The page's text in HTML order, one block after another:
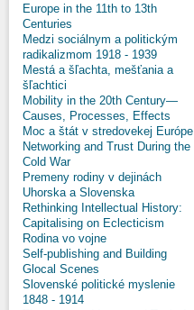
Europe in the 11th to 13th
Centuries
Medzi sociálnym a politickým
radikalizmom 1918 - 1939
Mestá a šľachta, mešťania a
šľachtici
Mobility in the 20th Century—
Causes, Processes, Effects
Moc a štát v stredovekej Európe
Networking and Trust During the
Cold War
Premeny rodiny v dejinách
Uhorska a Slovenska
Rethinking Intellectual History:
Capitalising on Eclecticism
Rodina vo vojne
Self-publishing and Building
Glocal Scenes
Slovenské politické myslenie
1848 - 1914